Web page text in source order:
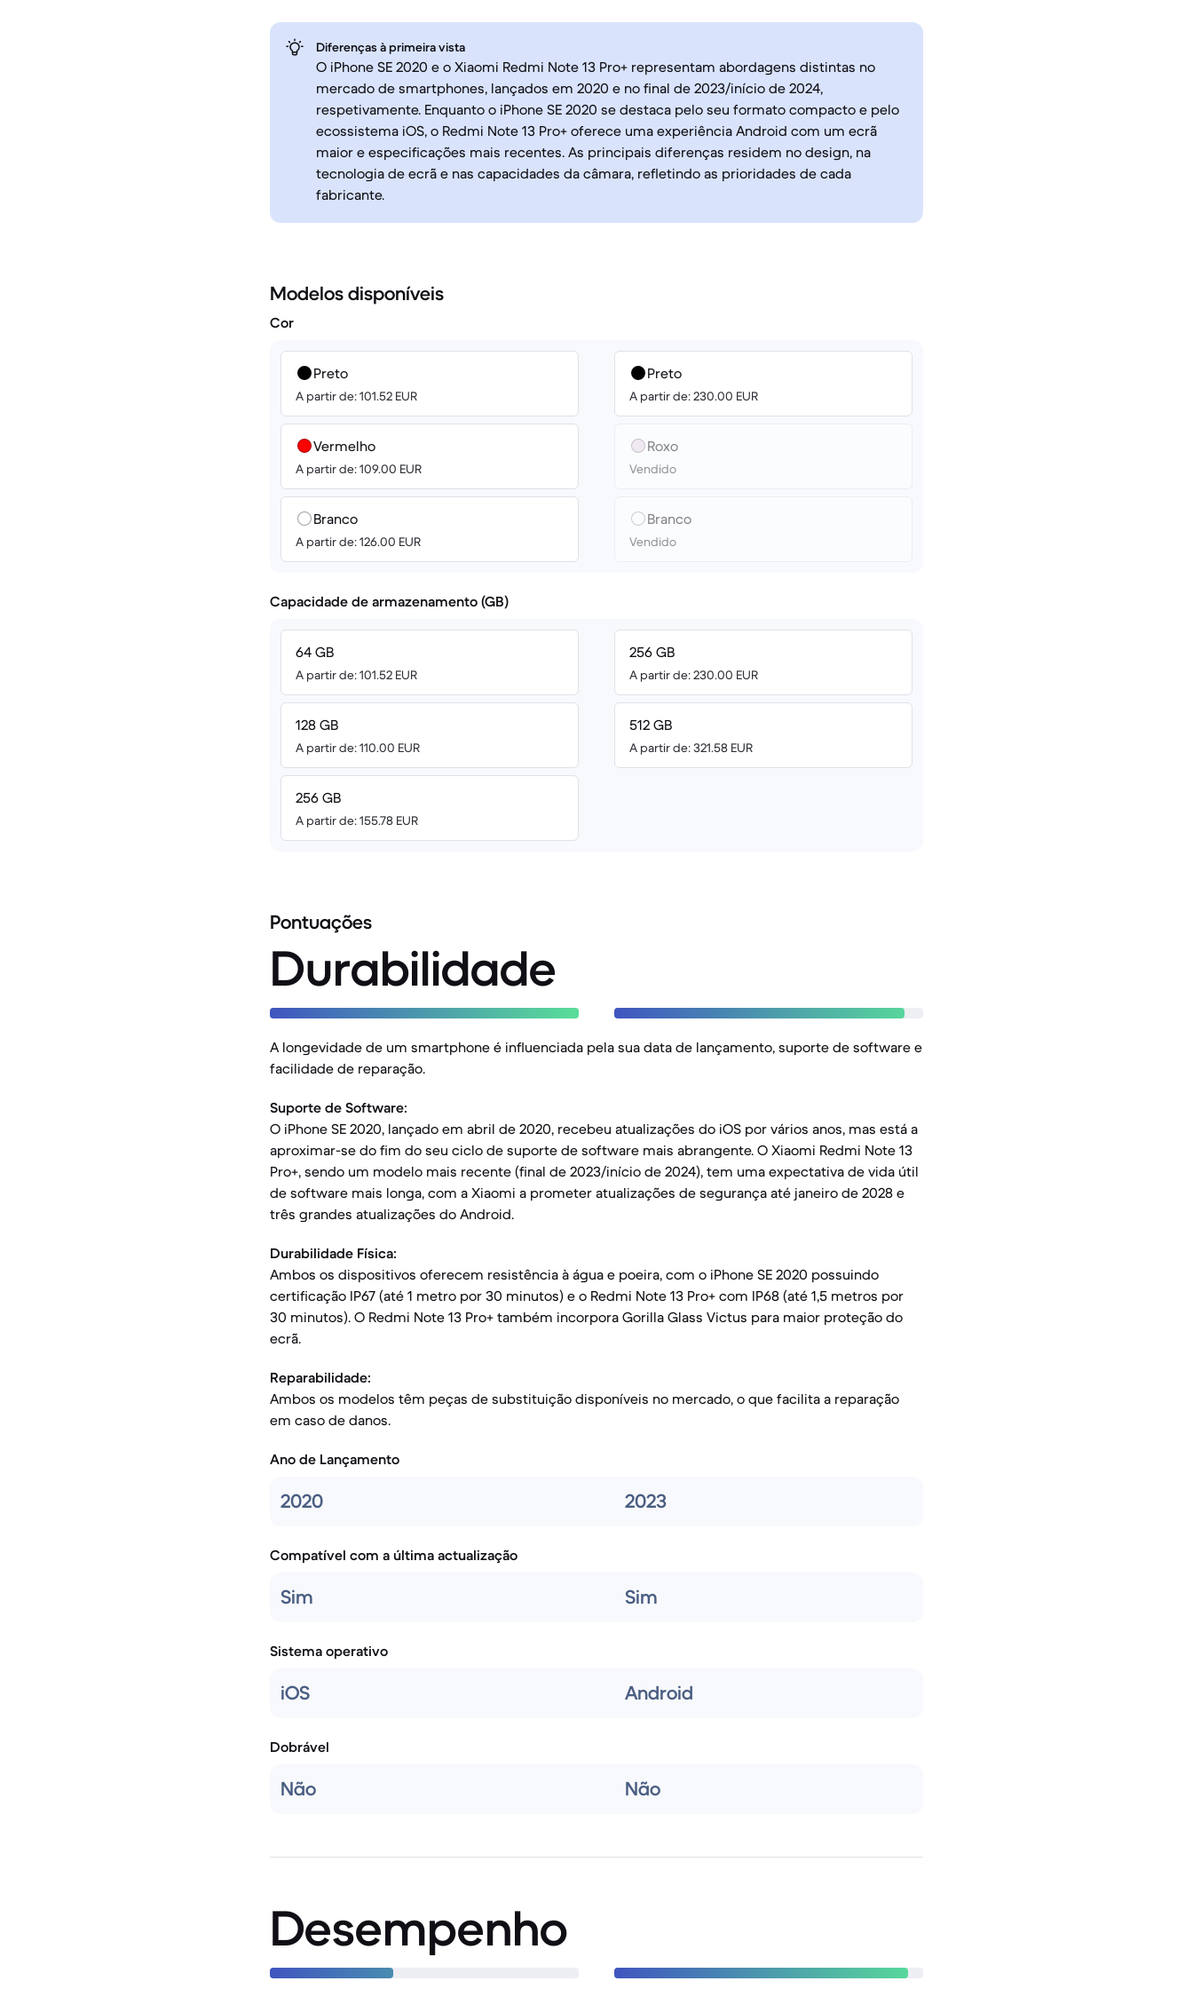
Diferenças à primeira vista
O iPhone SE 2020 e o Xiaomi Redmi Note 13 Pro+ representam abordagens distintas no
mercado de smartphones, lançados em 2020 e no final de 2023/início de 2024,
respetivamente. Enquanto o iPhone SE 2020 se destaca pelo seu formato compacto e pelo
ecossistema iOS, o Redmi Note 13 Pro+ oferece uma experiência Android com um ecrã
maior e especificações mais recentes. As principais diferenças residem no design, na
tecnologia de ecrã e nas capacidades da câmara, refletindo as prioridades de cada
fabricante.
Modelos disponíveis
Cor
Preto
A partir de: 101.52 EUR
Vermelho
A partir de: 109.00 EUR
Branco
A partir de: 126.00 EUR
Preto
A partir de: 230.00 EUR
Roxo
Vendido
Branco
Vendido
Capacidade de armazenamento (GB)
64 GB
A partir de: 101.52 EUR
128 GB
A partir de: 110.00 EUR
256 GB
A partir de: 155.78 EUR
256 GB
A partir de: 230.00 EUR
512 GB
A partir de: 321.58 EUR
Pontuações
Durabilidade
A longevidade de um smartphone é influenciada pela sua data de lançamento, suporte de software e
facilidade de reparação.
Suporte de Software:
O iPhone SE 2020, lançado em abril de 2020, recebeu atualizações do iOS por vários anos, mas está a
aproximar-se do fim do seu ciclo de suporte de software mais abrangente. O Xiaomi Redmi Note 13
Pro+, sendo um modelo mais recente (final de 2023/início de 2024), tem uma expectativa de vida útil
de software mais longa, com a Xiaomi a prometer atualizações de segurança até janeiro de 2028 e
três grandes atualizações do Android.
Durabilidade Física:
Ambos os dispositivos oferecem resistência à água e poeira, com o iPhone SE 2020 possuindo
certificação IP67 (até 1 metro por 30 minutos) e o Redmi Note 13 Pro+ com IP68 (até 1,5 metros por
30 minutos). O Redmi Note 13 Pro+ também incorpora Gorilla Glass Victus para maior proteção do
ecrã.
Reparabilidade:
Ambos os modelos têm peças de substituição disponíveis no mercado, o que facilita a reparação
em caso de danos.
Ano de Lançamento
2020 2023
Compatível com a última actualização
Sim Sim
Sistema operativo
iOS Android
Dobrável
Não Não
Desempenho